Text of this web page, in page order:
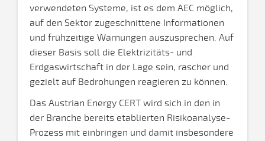
verwendeten Systeme, ist es dem AEC möglich,
auf den Sektor zugeschnittene Informationen
und frühzeitige Warnungen auszusprechen. Auf
dieser Basis soll die Elektrizitäts- und
Erdgaswirtschaft in der Lage sein, rascher und
gezielt auf Bedrohungen reagieren zu können.
Das Austrian Energy CERT wird sich in den in
der Branche bereits etablierten Risikoanalyse-
Prozess mit einbringen und damit insbesondere